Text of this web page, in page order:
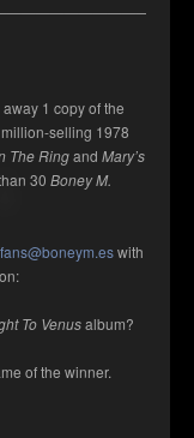
1 copy of the
selling 1978
The Ringand Mary’s
30 Boney M.
fans@boneym.eswith
To Venusalbum?
of the winner.